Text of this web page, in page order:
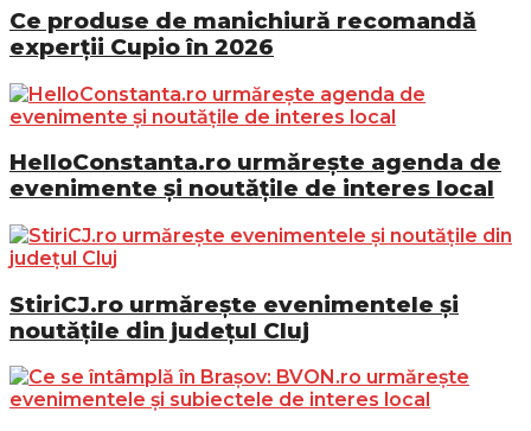
Ce produse de manichiură recomandă
experții Cupio în 2026
HelloConstanta.ro urmărește agenda de
evenimente și noutățile de interes local
StiriCJ.ro urmărește evenimentele și
noutățile din județul Cluj